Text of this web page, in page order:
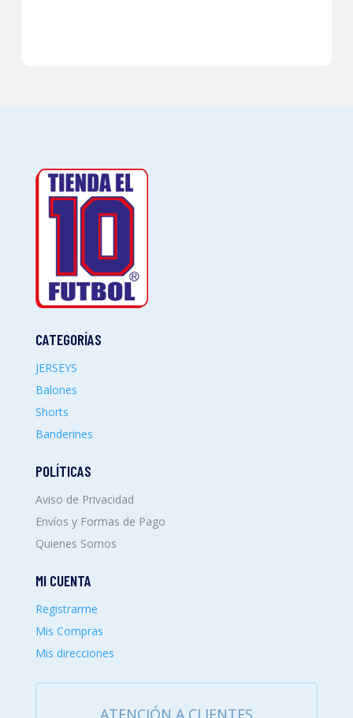
CATEGORÍAS
JERSEYS
Balones
Shorts
Banderines
POLÍTICAS
Aviso de Privacidad
Envíos y Formas de Pago
Quienes Somos
MI CUENTA
Registrarme
Mis Compras
Mis direcciones
ATENCIÓN A CLIENTES